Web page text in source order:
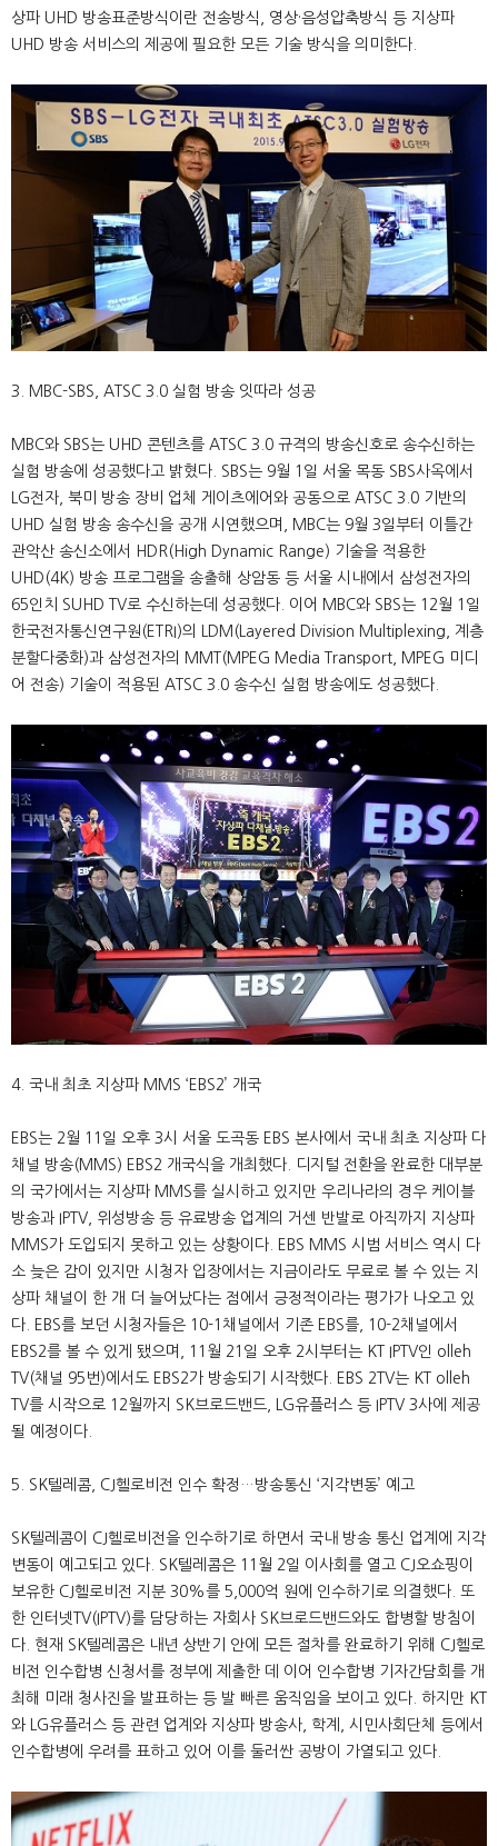
상파 UHD 방송표준방식이란 전송방식, 영상·음성압축방식 등 지상파
UHD 방송 서비스의 제공에 필요한 모든 기술 방식을 의미한다.
3. MBC-SBS, ATSC 3.0 실험 방송 잇따라 성공
MBC와 SBS는 UHD 콘텐츠를 ATSC 3.0 규격의 방송신호로 송수신하는
실험 방송에 성공했다고 밝혔다. SBS는 9월 1일 서울 목동 SBS사옥에서
LG전자, 북미 방송 장비 업체 게이츠에어와 공동으로 ATSC 3.0 기반의
UHD 실험 방송 송수신을 공개 시연했으며, MBC는 9월 3일부터 이틀간
관악산 송신소에서 HDR(High Dynamic Range) 기술을 적용한
UHD(4K) 방송 프로그램을 송출해 상암동 등 서울 시내에서 삼성전자의
65인치 SUHD TV로 수신하는데 성공했다. 이어 MBC와 SBS는 12월 1일
한국전자통신연구원(ETRI)의 LDM(Layered Division Multiplexing, 계층
분할다중화)과 삼성전자의 MMT(MPEG Media Transport, MPEG 미디
어 전송) 기술이 적용된 ATSC 3.0 송수신 실험 방송에도 성공했다.
4. 국내 최초 지상파 MMS ‘EBS2’ 개국
EBS는 2월 11일 오후 3시 서울 도곡동 EBS 본사에서 국내 최초 지상파 다
채널 방송(MMS) EBS2 개국식을 개최했다. 디지털 전환을 완료한 대부분
의 국가에서는 지상파 MMS를 실시하고 있지만 우리나라의 경우 케이블
방송과 IPTV, 위성방송 등 유료방송 업계의 거센 반발로 아직까지 지상파
MMS가 도입되지 못하고 있는 상황이다. EBS MMS 시범 서비스 역시 다
소 늦은 감이 있지만 시청자 입장에서는 지금이라도 무료로 볼 수 있는 지
상파 채널이 한 개 더 늘어났다는 점에서 긍정적이라는 평가가 나오고 있
다. EBS를 보던 시청자들은 10-1채널에서 기존 EBS를, 10-2채널에서
EBS2를 볼 수 있게 됐으며, 11월 21일 오후 2시부터는 KT IPTV인 olleh
TV(채널 95번)에서도 EBS2가 방송되기 시작했다. EBS 2TV는 KT olleh
TV를 시작으로 12월까지 SK브로드밴드, LG유플러스 등 IPTV 3사에 제공
될 예정이다.
5. SK텔레콤, CJ헬로비전 인수 확정…방송통신 ‘지각변동’ 예고
SK텔레콤이 CJ헬로비전을 인수하기로 하면서 국내 방송 통신 업계에 지각
변동이 예고되고 있다. SK텔레콤은 11월 2일 이사회를 열고 CJ오쇼핑이
보유한 CJ헬로비전 지분 30%를 5,000억 원에 인수하기로 의결했다. 또
한 인터넷TV(IPTV)를 담당하는 자회사 SK브로드밴드와도 합병할 방침이
다. 현재 SK텔레콤은 내년 상반기 안에 모든 절차를 완료하기 위해 CJ헬로
비전 인수합병 신청서를 정부에 제출한 데 이어 인수합병 기자간담회를 개
최해 미래 청사진을 발표하는 등 발 빠른 움직임을 보이고 있다. 하지만 KT
와 LG유플러스 등 관련 업계와 지상파 방송사, 학계, 시민사회단체 등에서
인수합병에 우려를 표하고 있어 이를 둘러싼 공방이 가열되고 있다.